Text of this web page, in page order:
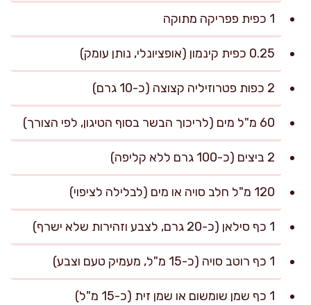
1 כפית פפריקה מתוקה
0.25 כפית קינמון (אופציונלי, נותן עומק)
2 כפות פטרוזיליה קצוצה (כ-10 גרם)
60 מ"ל מים (לריכוך הבשר בסוף הטיגון, לפי הצורך)
2 ביצים (כ-100 גרם ללא קליפה)
120 מ"ל חלב סויה או מים (לבלילה לציפוי)
1 כף סילאן (כ-20 גרם, לצבע וזהירות שלא ישרף)
1 כף רוטב סויה (כ-15 מ"ל, מעמיק טעם וצבע)
1 כף שמן שומשום או שמן זית (כ-15 מ"ל)